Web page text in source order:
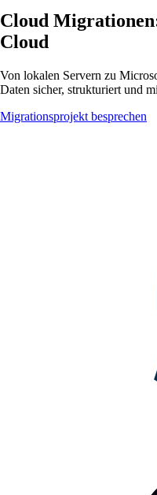
Cloud
Cloud
Von lokalen Servern zu
Daten sicher, strukturiert und
Migrationsprojekt besprechen